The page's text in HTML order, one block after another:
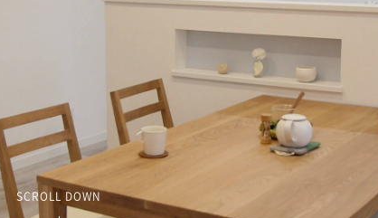
SCROLL DOWN